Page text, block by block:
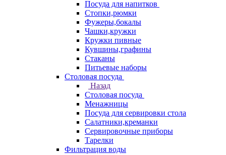
Посуда для напитков
Стопки,рюмки
Фужеры,бокалы
Чашки,кружки
Кружки пивные
Кувшины,графины
Стаканы
Питьевые наборы
Столовая посуда
Назад
Столовая посуда
Менажницы
Посуда для сервировки стола
Салатники,креманки
Сервировочные приборы
Тарелки
Фильтрация воды